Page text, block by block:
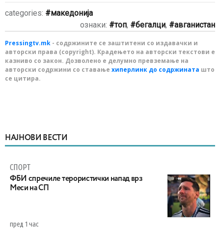
categories:
македонија
ознаки:
топ, бегалци, авганистан
Pressingtv.mk - содржините се заштитени со издавачки и
авторски права (copyright). Крадењето на авторски текстови е
казниво со закон. Дозволено е делумно превземање на
авторски содржини со ставање хиперлинк до содржината што
се цитира.
НАЈНОВИ ВЕСТИ
СПОРТ
ФБИ спречиле терористички напад врз
Меси на СП
пред 1 час